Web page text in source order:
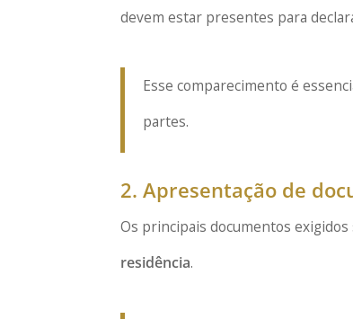
devem estar presentes para
Esse comparecimento é
partes.
2. Apresentação de
Os principais documentos exigidos
residência.